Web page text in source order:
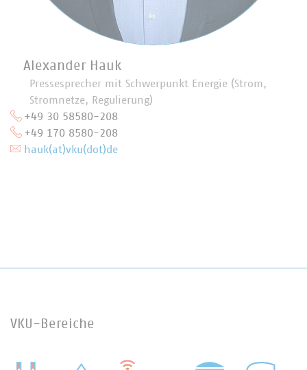
Alexander Hauk
Pressesprecher mit Schwerpunkt Energie (Strom,
Stromnetze, Regulierung)
+49 30 58580-208
+49 170 8580-208
hauk(at)vku(dot)de
VKU-Bereiche